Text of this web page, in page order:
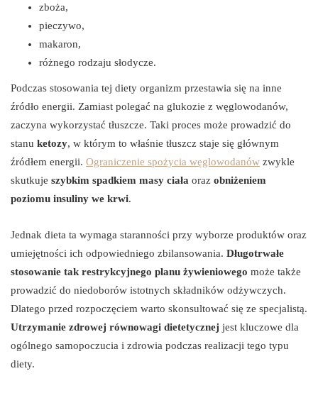
zboża,
pieczywo,
makaron,
różnego rodzaju słodycze.
Podczas stosowania tej diety organizm przestawia się na inne
źródło energii. Zamiast polegać na glukozie z węglowodanów,
zaczyna wykorzystać tłuszcze. Taki proces może prowadzić do
stanu ketozy, w którym to właśnie tłuszcz staje się głównym
źródłem energii. Ograniczenie spożycia węglowodanów zwykle
skutkuje szybkim spadkiem masy ciała oraz obniżeniem
poziomu insuliny we krwi.
Jednak dieta ta wymaga staranności przy wyborze produktów oraz
umiejętności ich odpowiedniego zbilansowania. Długotrwałe
stosowanie tak restrykcyjnego planu żywieniowego może także
prowadzić do niedoborów istotnych składników odżywczych.
Dlatego przed rozpoczęciem warto skonsultować się ze specjalistą.
Utrzymanie zdrowej równowagi dietetycznej jest kluczowe dla
ogólnego samopoczucia i zdrowia podczas realizacji tego typu
diety.